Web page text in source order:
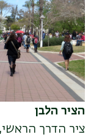
הציר הלבן
ציר הדרך